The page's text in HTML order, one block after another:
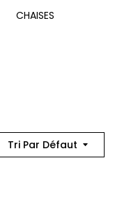
CHAISES
Tri Par Défaut